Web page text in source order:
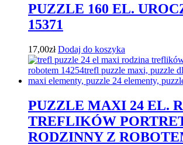
PUZZLE 160 EL.
15371
17,00zł Dodaj do koszyka
PUZZLE MAXI 24 EL.
TREFLIKÓW
RODZINNY Z